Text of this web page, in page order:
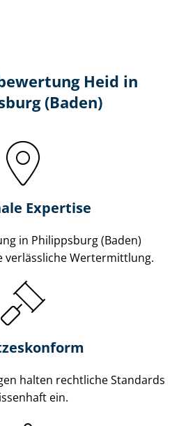
Heid in
(Baden)
Expertise
in Philippsburg (Baden)
verlässliche Wertermittlung.
halten rechtliche Standards
ein.